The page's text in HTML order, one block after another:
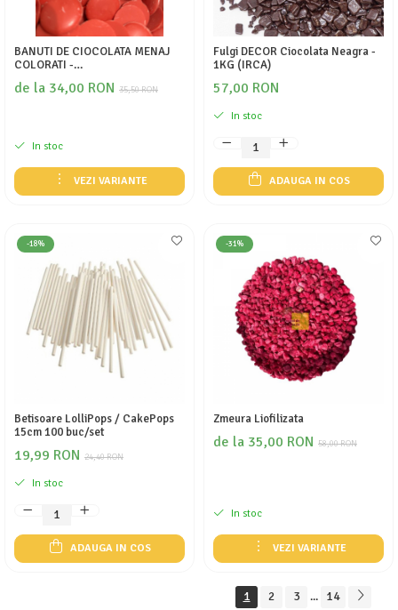
BANUTI DE CIOCOLATA MENAJ
COLORATI -
35,50 RON
de la 34,00 RON
In stoc
VEZI VARIANTE
Fulgi DECOR Ciocolata Neagra -
1KG (IRCA)
57,00 RON
In stoc
ADAUGA IN COS
-18%
Betisoare LolliPops / CakePops
15cm 100 buc/set
24,40 RON
19,99 RON
In stoc
ADAUGA IN COS
-31%
Zmeura Liofilizata
58,00 RON
de la 35,00 RON
In stoc
VEZI VARIANTE
1 2 3 ... 14